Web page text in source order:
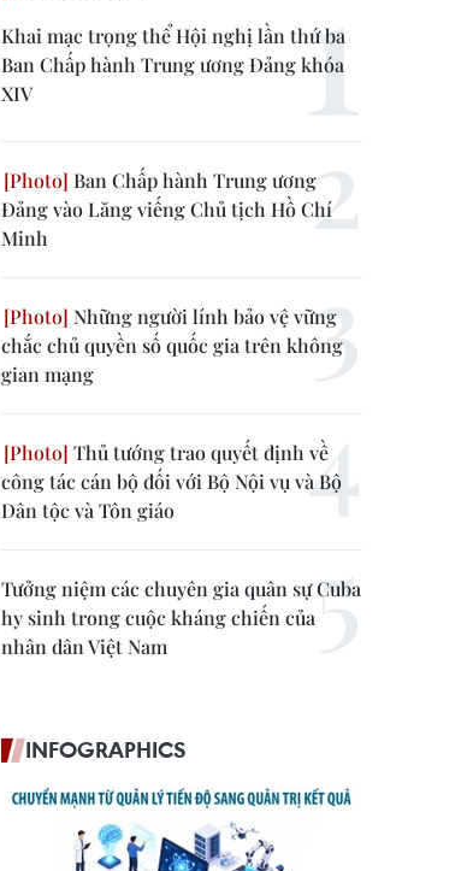
Khai mạc trọng thể Hội nghị lần thứ ba
Ban Chấp hành Trung ương Đảng khóa
XIV
Ban Chấp hành Trung ương
Đảng vào Lăng viếng Chủ tịch Hồ Chí
Minh
Những người lính bảo vệ vững
chắc chủ quyền số quốc gia trên không
gian mạng
Thủ tướng trao quyết định về
công tác cán bộ đối với Bộ Nội vụ và Bộ
Dân tộc và Tôn giáo
Tưởng niệm các chuyên gia quân sự Cuba
hy sinh trong cuộc kháng chiến của
nhân dân Việt Nam
INFOGRAPHICS